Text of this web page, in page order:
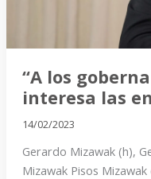
“A los
interesa las
14/02/2023
Gerardo Mizawak (h),
Mizawak Pisos
locales”